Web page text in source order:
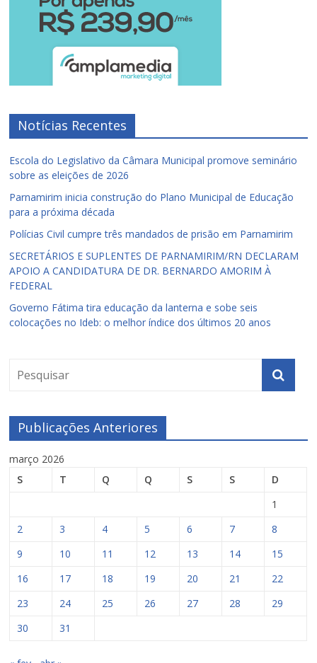
Notícias Recentes
Escola do Legislativo da Câmara Municipal promove seminário
sobre as eleições de 2026
Parnamirim inicia construção do Plano Municipal de Educação
para a próxima década
Polícias Civil cumpre três mandados de prisão em Parnamirim
SECRETÁRIOS E SUPLENTES DE PARNAMIRIM/RN DECLARAM
APOIO A CANDIDATURA DE DR. BERNARDO AMORIM À
FEDERAL
Governo Fátima tira educação da lanterna e sobe seis
colocações no Ideb: o melhor índice dos últimos 20 anos
Publicações Anteriores
março 2026
S
T Q Q S S
D
1
2
3 4 5 6 7
8
9
10 11 12 13 14
15
16
17 18 19 20 21
22
23
24 25 26 27 28
29
30
31